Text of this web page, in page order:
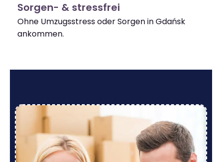
Sorgen- & stressfrei
Ohne Umzugsstress oder Sorgen in Gdańsk
ankommen.